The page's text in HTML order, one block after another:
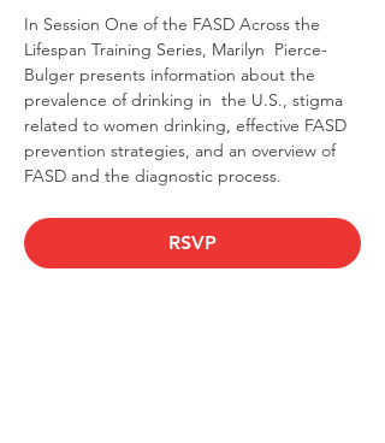
In Session One of the FASD Across the
Lifespan Training Series, Marilyn  Pierce-
Bulger presents information about the
prevalence of drinking in  the U.S., stigma
related to women drinking, effective FASD
prevention strategies, and an overview of
FASD and the diagnostic process.
RSVP